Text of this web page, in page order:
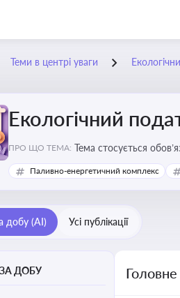
Теми в центрі уваги
Екологічний
ПРО ЩО ТЕМА: Тема стосується
бізнесу, формування
Паливно-енергетичний комплекс
добу (AI) Усі публікації
ДОБУ